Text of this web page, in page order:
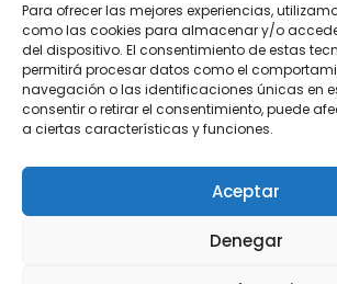
Para ofrecer las mejores experiencias,
como las cookies para almacenar y/o
del dispositivo. El consentimiento de estas
permitirá procesar datos como el
navegación o las identificaciones únicas en
consentir o retirar el consentimiento, puede
a ciertas características y funciones.
Aceptar
Denegar